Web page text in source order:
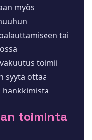
myös
tai
toimii
syytä ottaa
hankkimista.
toiminta